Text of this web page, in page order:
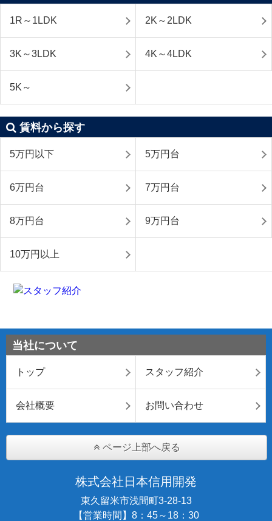
1R～1LDK 2K～2LDK
3K～3LDK 4K～4LDK
5K～
賃料から探す
5万円以下 5万円台
6万円台 7万円台
8万円台 9万円台
10万円以上
当社について
トップ スタッフ紹介
会社概要 お問い合わせ
ページ上部へ戻る
株式会社日本信用開発
東久留米市浅間町3-28-13
【営業時間】8：45～18：30